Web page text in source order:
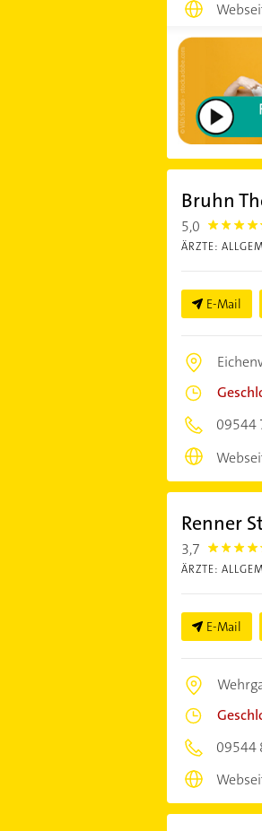
Bruhn
5,0 5.0
ÄRZTE:
E-Mail
09544
Renner
3,7 3.7
ÄRZTE:
E-Mail
09544